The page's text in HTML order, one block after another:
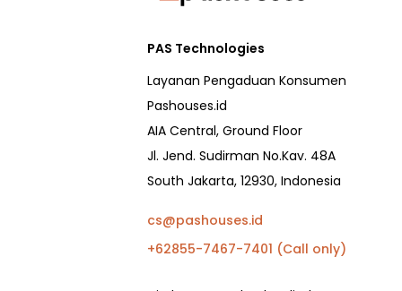
PAS Technologies
Layanan Pengaduan Konsumen
Pashouses.id
AIA Central, Ground Floor
Jl. Jend. Sudirman No.Kav. 48A
South Jakarta, 12930, Indonesia
cs@pashouses.id
+62855-7467-7401 (Call only)